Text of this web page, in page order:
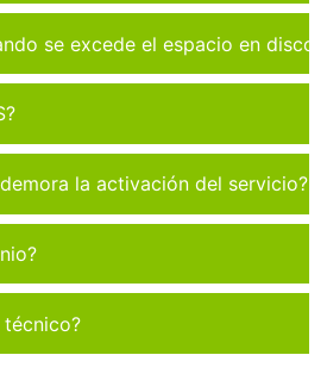
se excede el espacio en disco
la activación del servicio?
técnico?